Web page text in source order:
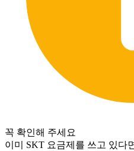
꼭 확인해 주세요
이미 SKT 요금제를 쓰고 있다